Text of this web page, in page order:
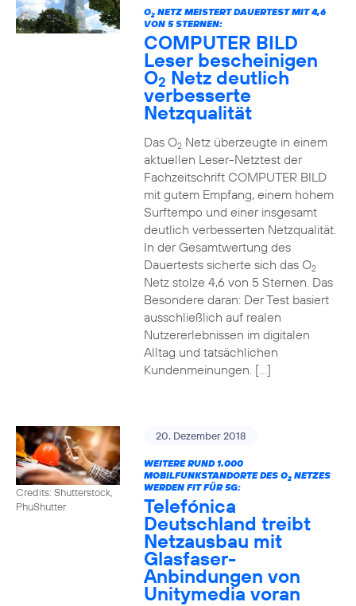
O2NETZ MEISTERT DAUERTEST MIT 4,6
VON 5 STERNEN:
COMPUTER BILD
Leser bescheinigen
O2 Netz deutlich
verbesserte
Netzqualität
Das O2Netz überzeugte in einem
aktuellen Leser-Netztest der
Fachzeitschrift COMPUTER BILD
mit gutem Empfang, einem hohem
Surftempo und einer insgesamt
deutlich verbesserten Netzqualität.
In der Gesamtwertung des
Dauertests sicherte sich das O2
Netz stolze 4,6 von 5 Sternen. Das
Besondere daran: Der Test basiert
ausschließlich auf realen
Nutzererlebnissen im digitalen
Alltag und tatsächlichen
Kundenmeinungen. […]
Credits: Shutterstock,
PhuShutter
20. Dezember 2018
WEITERE RUND 1.000
MOBILFUNKSTANDORTE DES O2NETZES
WERDEN FIT FÜR 5G:
Telefónica
Deutschland treibt
Netzausbau mit
Glasfaser-
Anbindungen von
Unitymedia voran